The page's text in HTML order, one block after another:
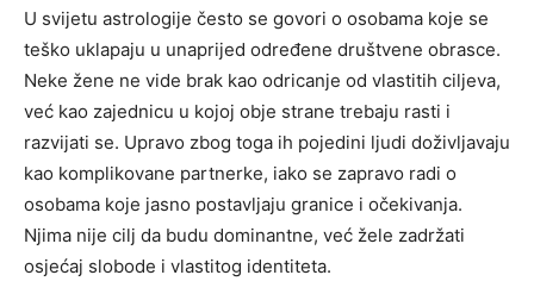
U svijetu astrologije često se govori o osobama koje se
teško uklapaju u unaprijed određene društvene obrasce.
Neke žene ne vide brak kao odricanje od vlastitih ciljeva,
već kao zajednicu u kojoj obje strane trebaju rasti i
razvijati se. Upravo zbog toga ih pojedini ljudi doživljavaju
kao komplikovane partnerke, iako se zapravo radi o
osobama koje jasno postavljaju granice i očekivanja.
Njima nije cilj da budu dominantne, već žele zadržati
osjećaj slobode i vlastitog identiteta.